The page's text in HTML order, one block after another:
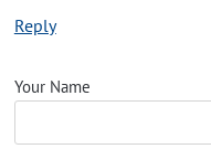
Reply
Your Name